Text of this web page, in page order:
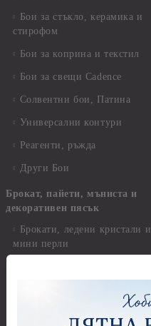
Бои за стъкло, керамика и
стирофом
Бои за коприна и текстил
Бои за свещи Cadence
Солвентни бои, Патина
Универсални контури
Реагенти, ръжда
Други Бои
Брокат, пайети, мъниста и
декоративен пясък
Брокати, ледени кристали и
мини перли